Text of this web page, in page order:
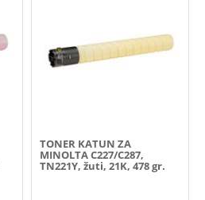
TONER KATUN ZA
MINOLTA C227/C287,
TN221Y, žuti, 21K, 478 gr.